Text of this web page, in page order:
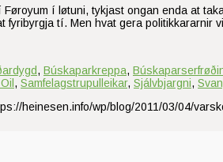
í løtuni, tykjast ongan enda at
fyribyrgja tí. Men hvat gera politikkararnir
, Búskaparkreppa,
, Samfelagstrupulleikar, Sjálvbjargni,
heinesen.info/wp/blog/2011/03/04/